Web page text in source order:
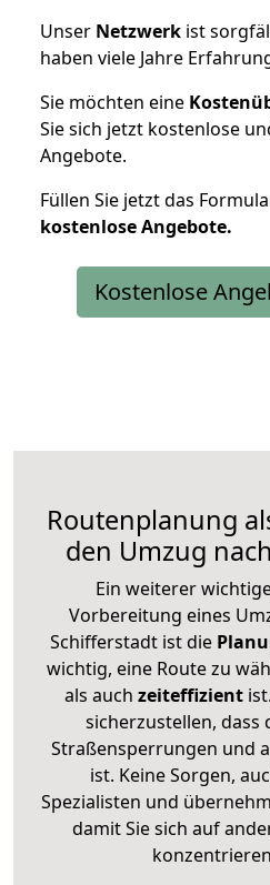
Unser Netzwerk ist
haben viele Jahre
Sie möchten eine
Sie sich jetzt kostenlose
Angebote.
Füllen Sie jetzt das
kostenloseAngebote.
Kostenlose
Routenplanung
den Umzug
Ein weiterer
Vorbereitung eines
Schifferstadt ist die
wichtig, eine Route zu
als auch zeiteffizient
sicherzustellen, dass
Straßensperrungen und
ist. Keine Sorgen,
Spezialisten und
damit Sie sich auf